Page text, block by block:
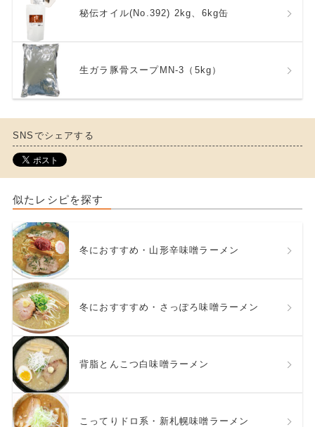
秘伝オイル(No.392) 2kg、6kg缶
生ガラ豚骨スープMN-3（5kg）
SNSでシェアする
似たレシピを探す
冬におすすめ・山形辛味噌ラーメン
冬におすすすめ・さっぽろ味噌ラーメン
背脂とんこつ白味噌ラーメン
こってりドロ系・新札幌味噌ラーメン